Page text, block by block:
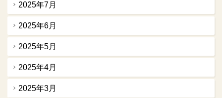
2025年7月
2025年6月
2025年5月
2025年4月
2025年3月